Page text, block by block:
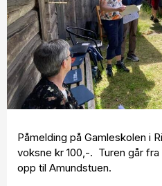
Påmelding på Gamleskolen i
voksne kr 100,-. Turen går
opp til Amundstuen.